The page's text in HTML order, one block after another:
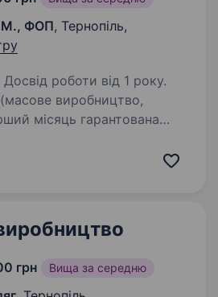
ФОП, Тернопіль,
роботи від 1 року.
виробництво,
місяць гарантована
запрошуємо
грн Вища за середню